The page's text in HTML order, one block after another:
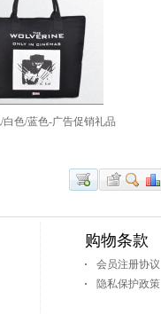
色/蓝色-广告促销礼品
购物条款
会员注册协议
隐私保护政策